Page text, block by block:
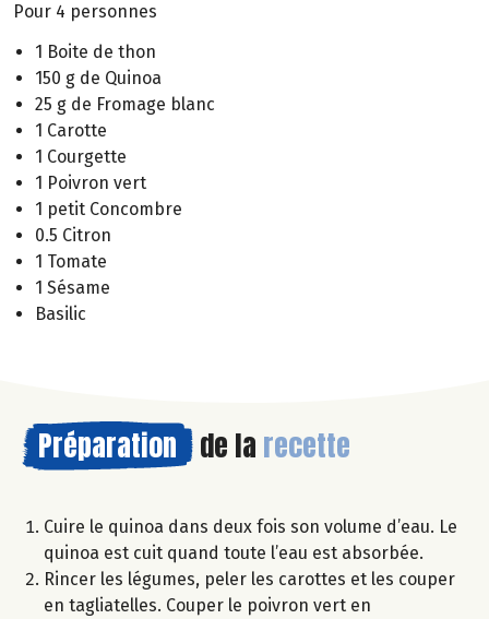
Pour 4 personnes
1 Boite de thon
150 g de Quinoa
25 g de Fromage blanc
1 Carotte
1 Courgette
1 Poivron vert
1 petit Concombre
0.5 Citron
1 Tomate
1 Sésame
Basilic
Préparation de la recette
Cuire le quinoa dans deux fois son volume d’eau. Le
quinoa est cuit quand toute l’eau est absorbée.
Rincer les légumes, peler les carottes et les couper
en tagliatelles. Couper le poivron vert en